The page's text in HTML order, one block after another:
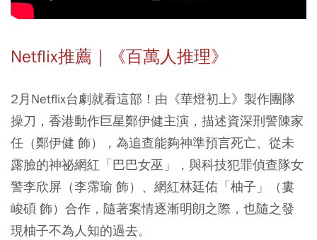
Netflix推薦｜《百萬人推理》
2月Netflix台劇就看這部！由《華燈初上》製作團隊
操刀，香港動作巨星鄭伊健主演，描述資深刑警陳家
任（鄭伊健 飾），為追查能夠神準預言死亡、從未
露臉的神祕網紅「巴巴女巫」，與科技犯罪偵查隊女
警李欣屏（李霈瑜 飾）、網紅林廷佑「柚子」（婁
峻碩 飾）合作，隨著案情逐漸明朗之際，也隨之發
現柚子不為人知的過去。